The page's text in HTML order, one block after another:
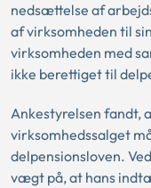
nedsættelse af
af virksomheden til
virksomheden med
ikke berettiget til
Ankestyrelsen fandt,
virksomhedssalget
delpensionsloven.
vægt på, at hans